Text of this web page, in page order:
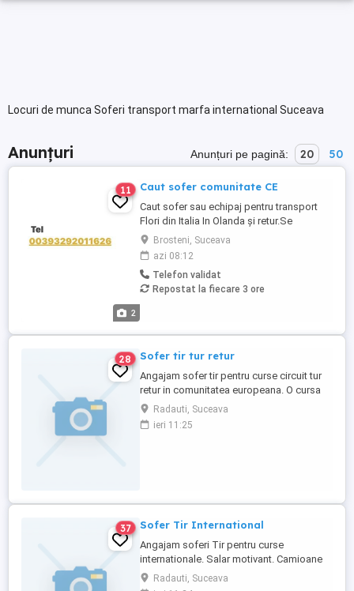
Locuri de munca Soferi transport marfa international Suceava
Anunțuri Anunțuri pe pagină: 20 50
2
11 Caut sofer comunitate CE
Caut sofer sau echipaj pentru transport
Flori din Italia In Olanda și retur.Se
lucrează doar in echipaj Mai multe detalii
la nr sau la adresa de email
Brosteni, Suceava
azi 08:12
Telefon validat
Repostat la fiecare 3 ore
28 Sofer tir tur retur
Angajam sofer tir pentru curse circuit tur
retur in comunitatea europeana. O cursa
dureaza 3-4 saptamani. Necesar
experienta.
Radauti, Suceava
ieri 11:25
37 Sofer Tir International
Angajam soferi Tir pentru curse
internationale. Salar motivant. Camioane
euro 6. Se lucreaza doar cu respectarea
orelor de conducere. Dispeceratul este in
Radauti, Suceava